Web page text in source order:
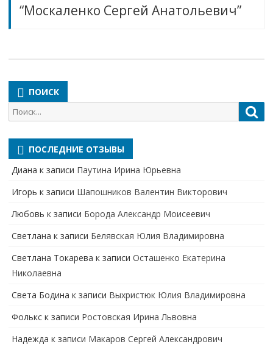
“Москаленко Сергей Анатольевич”
ПОИСК
Поиск
для:
ПОСЛЕДНИЕ ОТЗЫВЫ
Диана к записи Паутина Ирина Юрьевна
Игорь к записи Шапошников Валентин Викторович
Любовь к записи Борода Александр Моисеевич
Светлана к записи Белявская Юлия Владимировна
Cветлана Токарева к записи Осташенко Екатерина
Николаевна
Света Бодина к записи Выхристюк Юлия Владимировна
Фолькс к записи Ростовская Ирина Львовна
Надежда к записи Макаров Сергей Александрович